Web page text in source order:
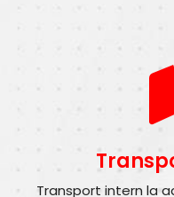
Transport intern la